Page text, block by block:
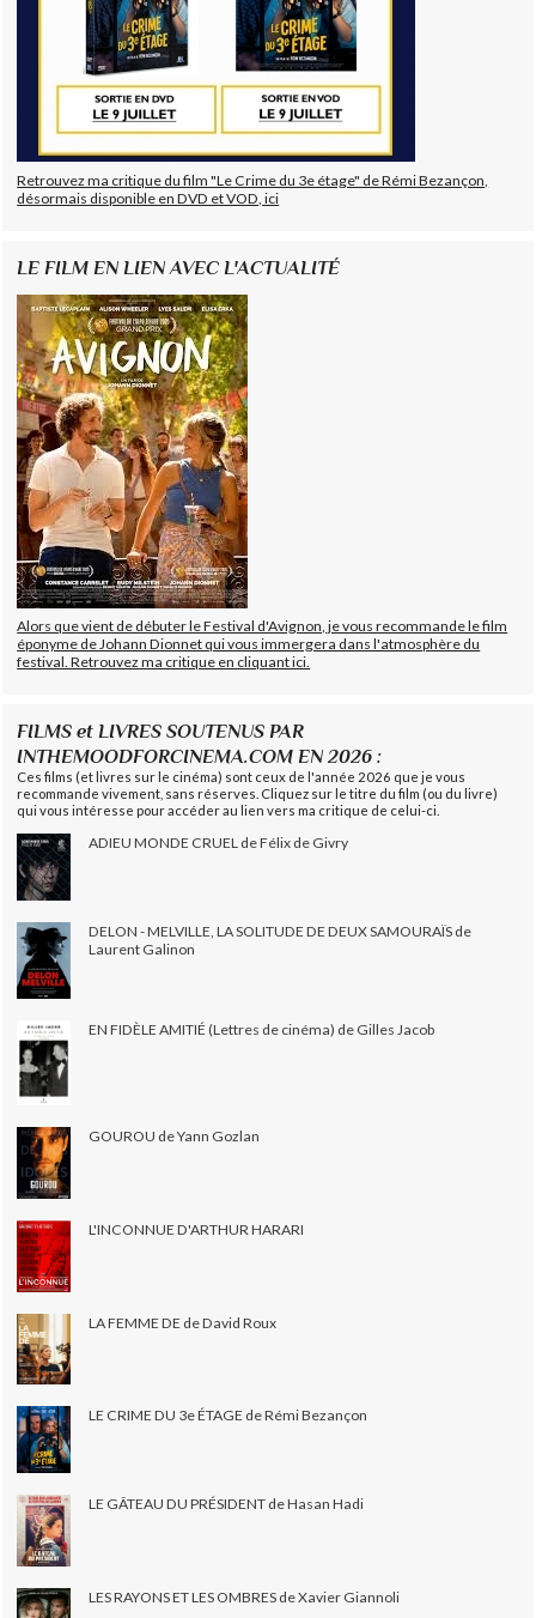
Retrouvez ma critique du film "Le Crime du 3e étage" de Rémi Bezançon,
désormais disponible en DVD et VOD, ici
LE FILM EN LIEN AVEC L'ACTUALITÉ
Alors que vient de débuter le Festival d'Avignon, je vous recommande le film
éponyme de Johann Dionnet qui vous immergera dans l'atmosphère du
festival. Retrouvez ma critique en cliquant ici.
FILMS et LIVRES SOUTENUS PAR
INTHEMOODFORCINEMA.COM EN 2026 :
Ces films (et livres sur le cinéma) sont ceux de l'année 2026 que je vous
recommande vivement, sans réserves. Cliquez sur le titre du film (ou du livre)
qui vous intéresse pour accéder au lien vers ma critique de celui-ci.
ADIEU MONDE CRUEL de Félix de Givry
DELON - MELVILLE, LA SOLITUDE DE DEUX SAMOURAÏS de
Laurent Galinon
EN FIDÈLE AMITIÉ (Lettres de cinéma) de Gilles Jacob
GOUROU de Yann Gozlan
L'INCONNUE D'ARTHUR HARARI
LA FEMME DE de David Roux
LE CRIME DU 3e ÉTAGE de Rémi Bezançon
LE GÂTEAU DU PRÉSIDENT de Hasan Hadi
LES RAYONS ET LES OMBRES de Xavier Giannoli